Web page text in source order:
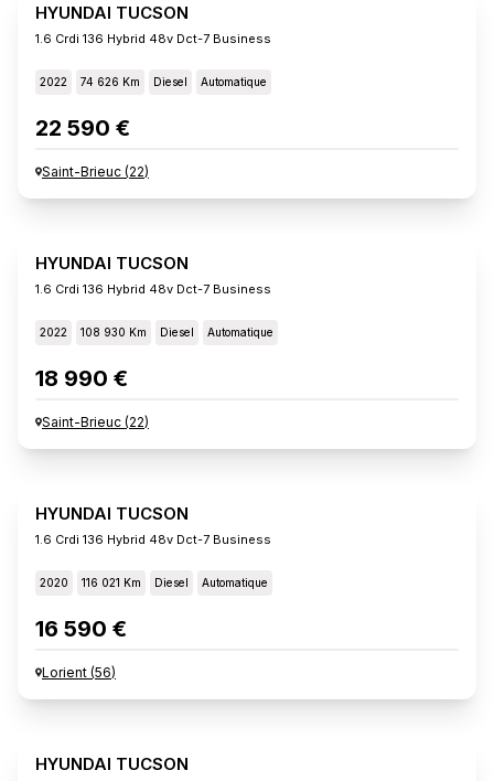
HYUNDAI TUCSON
1.6 Crdi 136 Hybrid 48v Dct-7 Business
2022 74 626 Km Diesel Automatique
22 590 €
Saint-Brieuc (22)
HYUNDAI TUCSON
1.6 Crdi 136 Hybrid 48v Dct-7 Business
2022 108 930 Km Diesel Automatique
18 990 €
Saint-Brieuc (22)
HYUNDAI TUCSON
1.6 Crdi 136 Hybrid 48v Dct-7 Business
2020 116 021 Km Diesel Automatique
16 590 €
Lorient (56)
HYUNDAI TUCSON